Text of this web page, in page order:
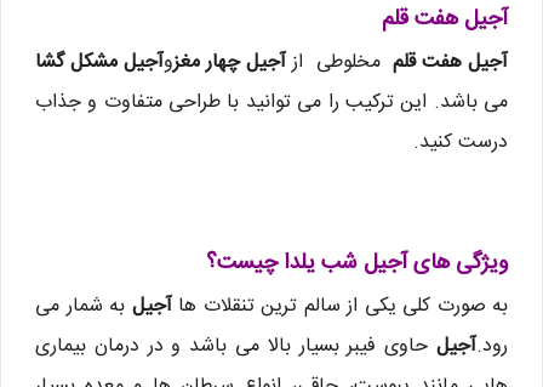
آجیل هفت قلم
آجیل هفت قلم مخلوطی ازآجیل چهار مغزوآجیل مشکل گشا
می باشد. این ترکیب را می توانید با طراحی متفاوت و جذاب
درست کنید.
ویژگی های آجیل شب یلدا چیست؟
به صورت کلی یکی از سالم ترین تنقلات هاآجیل به شمار می
رود.آجیل حاوی فیبر بسیار بالا می باشد و در درمان بیماری